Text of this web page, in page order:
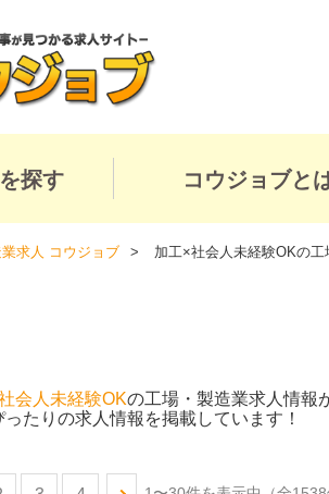
探す コウジョブと
求人 コウジョブ 加工×社会人未経験OKの工
会人未経験OKの工場・製造業求人情報
ったりの求人情報を掲載しています！